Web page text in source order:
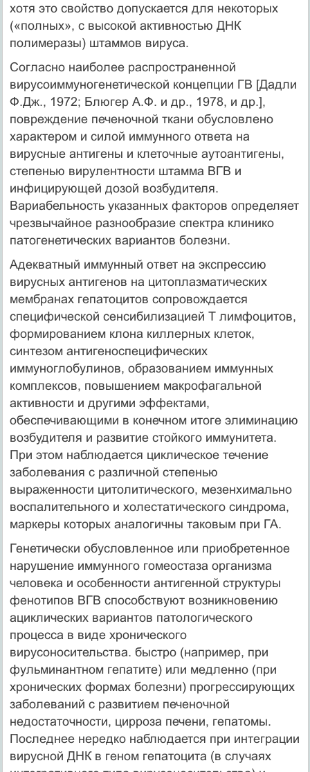
хотя это свойство допускается для некоторых
(«полных», с высокой активностью ДНК
полимеразы) штаммов вируса.
Согласно наиболее распространенной
вирусоиммуногенетической концепции ГВ [Дадли
Ф.Дж., 1972; Блюгер А.Ф. и др., 1978, и др.],
повреждение печеночной ткани обусловлено
характером и силой иммунного ответа на
вирусные антигены и клеточные аутоантигены,
степенью вирулентности штамма ВГВ и
инфицирующей дозой возбудителя.
Вариабельность указанных факторов определяет
чрезвычайное разнообразие спектра клинико
патогенетических вариантов болезни.
Адекватный иммунный ответ на экспрессию
вирусных антигенов на цитоплазматических
мембранах гепатоцитов сопровождается
специфической сенсибилизацией Т лимфоцитов,
формированием клона киллерных клеток,
синтезом антигеноспецифических
иммуноглобулинов, образованием иммунных
комплексов, повышением макрофагальной
активности и другими эффектами,
обеспечивающими в конечном итоге элиминацию
возбудителя и развитие стойкого иммунитета.
При этом наблюдается циклическое течение
заболевания с различной степенью
выраженности цитолитического, мезенхимально
воспалительного и холестатического синдрома,
маркеры которых аналогичны таковым при ГА.
Генетически обусловленное или приобретенное
нарушение иммунного гомеостаза организма
человека и особенности антигенной структуры
фенотипов ВГВ способствуют возникновению
ациклических вариантов патологического
процесса в виде хронического
вирусоносительства. быстро (например, при
фульминантном гепатите) или медленно (при
хронических формах болезни) прогрессирующих
заболеваний с развитием печеночной
недостаточности, цирроза печени, гепатомы.
Последнее нередко наблюдается при интеграции
вирусной ДНК в геном гепатоцита (в случаях